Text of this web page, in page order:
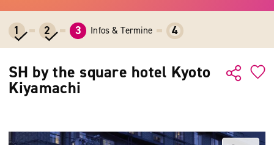
1 2 3 Infos & Termine 4
SH by the square hotel Kyoto
Kiyamachi